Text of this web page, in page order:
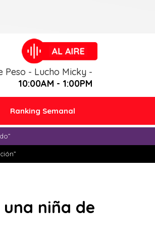
Peso - Lucho Micky -
10:00AM - 1:00PM
Ranking Semanal
niña de